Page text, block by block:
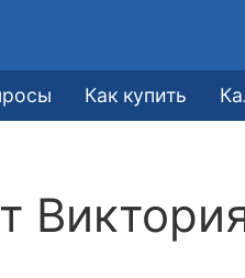
Как купить